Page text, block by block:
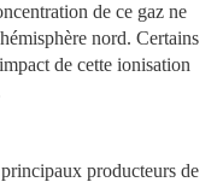
de ce gaz ne
nord. Certains
de cette ionisation
producteurs de